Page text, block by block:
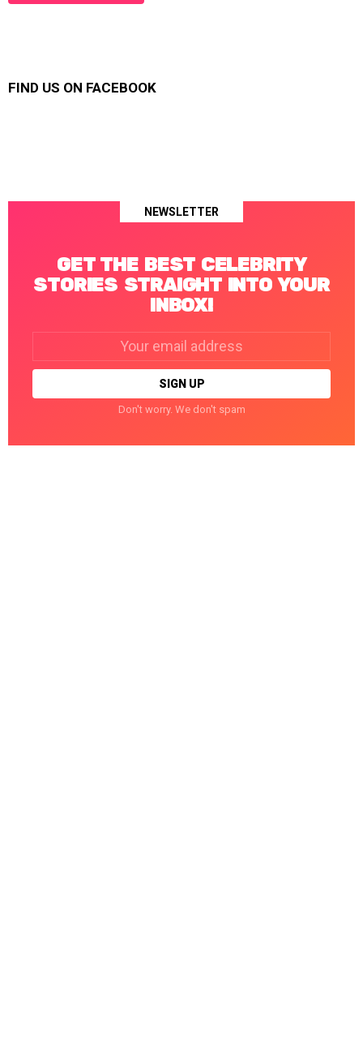
FIND US ON FACEBOOK
NEWSLETTER
GET THE BEST CELEBRITY
STORIES STRAIGHT INTO YOUR
INBOX!
Don't worry. We don't spam